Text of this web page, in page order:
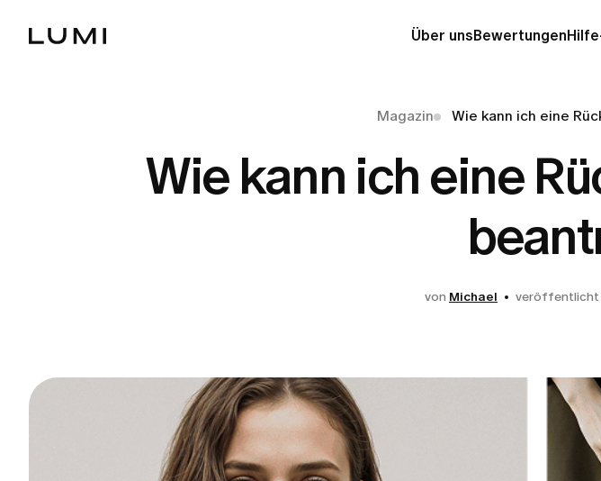
Über unsBewertungen
Magazin Wie kann ich eine
Wie kann ich eine
von Michael veröffentlicht